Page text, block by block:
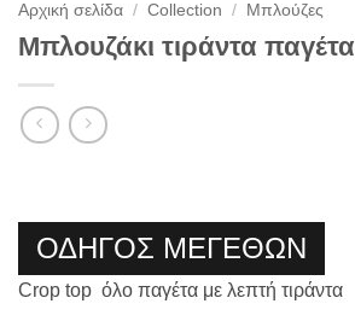
Αρχική σελίδα / Collection / Μπλούζες
Μπλουζάκι τιράντα παγέτα
ΟΔΗΓΟΣ ΜΕΓΕΘΩΝ
Crop top όλο παγέτα με λεπτή τιράντα